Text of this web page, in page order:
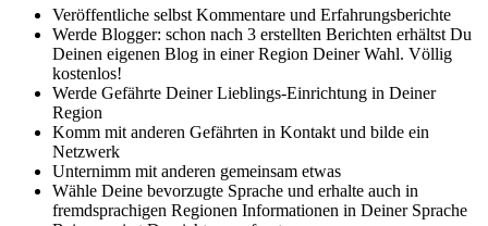
Veröffentliche selbst Kommentare und Erfahrungsberichte
Werde Blogger: schon nach 3 erstellten Berichten erhältst Du
Deinen eigenen Blog in einer Region Deiner Wahl. Völlig
kostenlos!
Werde Gefährte Deiner Lieblings-Einrichtung in Deiner
Region
Komm mit anderen Gefährten in Kontakt und bilde ein
Netzwerk
Unternimm mit anderen gemeinsam etwas
Wähle Deine bevorzugte Sprache und erhalte auch in
fremdsprachigen Regionen Informationen in Deiner Sprache